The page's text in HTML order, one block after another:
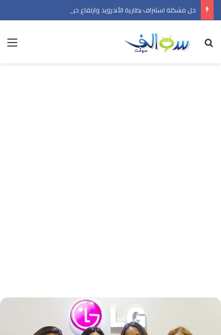
حل مشكلة استنزاف بطارية الأندرويد وارتفاع حرارة الهاتف في 2026
بحث عن